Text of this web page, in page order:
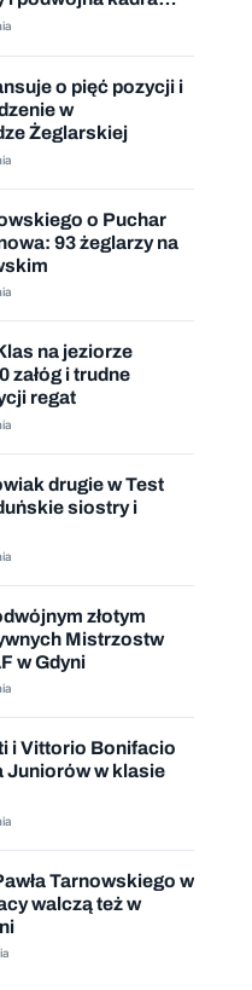
o pięć pozycji i
w
Żeglarskiej
o Puchar
93 żeglarzy na
na jeziorze
załóg i trudne
regat
drugie w Test
siostry i
złotym
Mistrzostw
w Gdyni
i Vittorio Bonifacio
Juniorów w klasie
Tarnowskiego w
walczą też w